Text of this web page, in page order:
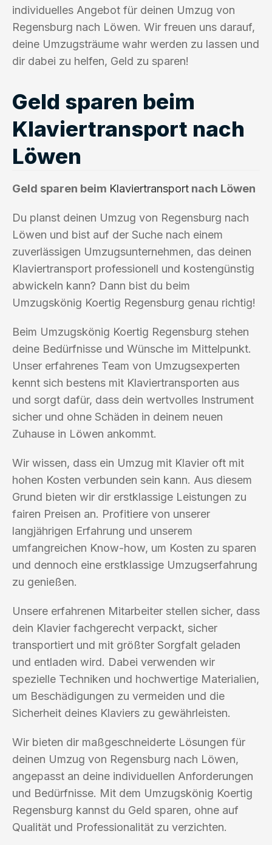
individuelles Angebot für deinen Umzug von
Regensburg nach Löwen. Wir freuen uns darauf,
deine Umzugsträume wahr werden zu lassen und
dir dabei zu helfen, Geld zu sparen!
Geld sparen beim
Klaviertransport nach
Löwen
Geld sparen beim Klaviertransport nach Löwen
Du planst deinen Umzug von Regensburg nach
Löwen und bist auf der Suche nach einem
zuverlässigen Umzugsunternehmen, das deinen
Klaviertransport professionell und kostengünstig
abwickeln kann? Dann bist du beim
Umzugskönig Koertig Regensburg genau richtig!
Beim Umzugskönig Koertig Regensburg stehen
deine Bedürfnisse und Wünsche im Mittelpunkt.
Unser erfahrenes Team von Umzugsexperten
kennt sich bestens mit Klaviertransporten aus
und sorgt dafür, dass dein wertvolles Instrument
sicher und ohne Schäden in deinem neuen
Zuhause in Löwen ankommt.
Wir wissen, dass ein Umzug mit Klavier oft mit
hohen Kosten verbunden sein kann. Aus diesem
Grund bieten wir dir erstklassige Leistungen zu
fairen Preisen an. Profitiere von unserer
langjährigen Erfahrung und unserem
umfangreichen Know-how, um Kosten zu sparen
und dennoch eine erstklassige Umzugserfahrung
zu genießen.
Unsere erfahrenen Mitarbeiter stellen sicher, dass
dein Klavier fachgerecht verpackt, sicher
transportiert und mit größter Sorgfalt geladen
und entladen wird. Dabei verwenden wir
spezielle Techniken und hochwertige Materialien,
um Beschädigungen zu vermeiden und die
Sicherheit deines Klaviers zu gewährleisten.
Wir bieten dir maßgeschneiderte Lösungen für
deinen Umzug von Regensburg nach Löwen,
angepasst an deine individuellen Anforderungen
und Bedürfnisse. Mit dem Umzugskönig Koertig
Regensburg kannst du Geld sparen, ohne auf
Qualität und Professionalität zu verzichten.